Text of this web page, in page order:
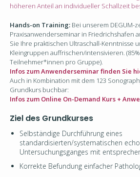
höheren Anteil an individueller Schallzeit
Hands-on Training: Bei unserem DEGUM-
Praxisanwenderseminar in Friedrichshafen
Sie Ihre praktischen Ultraschall-Kenntnisse
Kleingruppen auffrischen/intensivieren. (
Teilnehmer*innen pro Gruppe).
Infos zum Anwenderseminar finden Sie
Auch in Kombination mit dem 123
Grundkurs buchbar:
Infos zum Online On-Demand Kurs +
Ziel des Grundkurses
Selbständige Durchführung eines
standardisierten/systematischen
Untersuchungsganges mit
Korrekte Befundung einfacher